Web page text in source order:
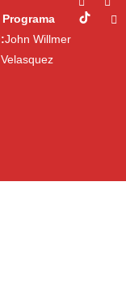
John Willmer